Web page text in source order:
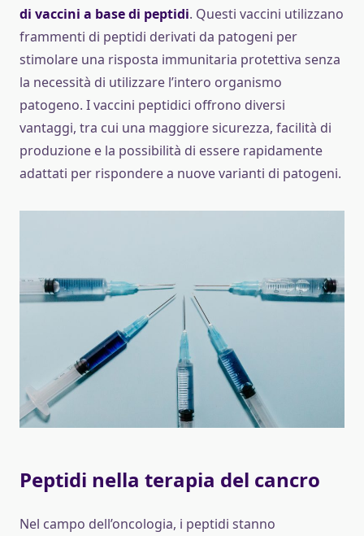
di vaccini a base di peptidi. Questi vaccini utilizzano
frammenti di peptidi derivati da patogeni per
stimolare una risposta immunitaria protettiva senza
la necessità di utilizzare l’intero organismo
patogeno. I vaccini peptidici offrono diversi
vantaggi, tra cui una maggiore sicurezza, facilità di
produzione e la possibilità di essere rapidamente
adattati per rispondere a nuove varianti di patogeni.
Peptidi nella terapia del cancro
Nel campo dell’oncologia, i peptidi stanno